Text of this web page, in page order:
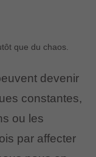
que du chaos.
devenir
constantes,
ou les
par affecter